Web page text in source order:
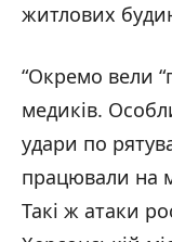
житлових
“Окремо вели
медиків.
удари по
працювали на
Такі ж атаки